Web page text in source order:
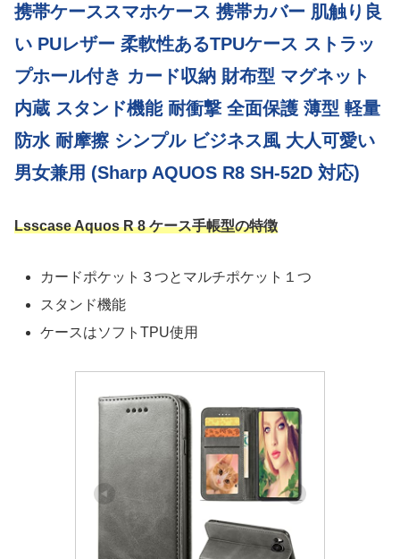
携帯ケーススマホケース 携帯カバー 肌触り良
い PUレザー 柔軟性あるTPUケース ストラッ
プホール付き カード収納 財布型 マグネット
内蔵 スタンド機能 耐衝撃 全面保護 薄型 軽量
防水 耐摩擦 シンプル ビジネス風 大人可愛い
男女兼用 (Sharp AQUOS R8 SH-52D 対応)
Lsscase Aquos R 8 ケース手帳型の特徴
カードポケット３つとマルチポケット１つ
スタンド機能
ケースはソフトTPU使用